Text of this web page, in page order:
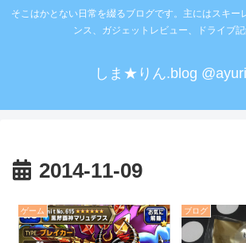
そこはかとない日常を綴るブログです。主にはスキー
ンス、ガジェットレビュー、ドライブ記
しま★りん.blog
2014-11-09
ゲーム ブログ